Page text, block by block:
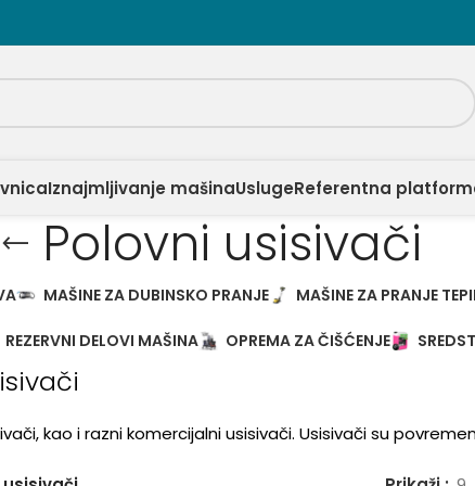
Iznajmljivanje mašinaUslugeReferentna
Polovni usisivači
MAŠINE ZA DUBINSKO PRANJE MAŠINE ZA PRANJE
REZERVNI DELOVI MAŠINA OPREMA ZA ČIŠĆENJE
kao i razni komercijalni usisivači. Usisivači su